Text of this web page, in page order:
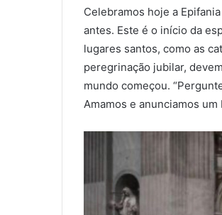
Celebramos hoje a
antes. Este é o início da
lugares santos, como as
peregrinação jubilar,
mundo começou.
Amamos e anunciamos